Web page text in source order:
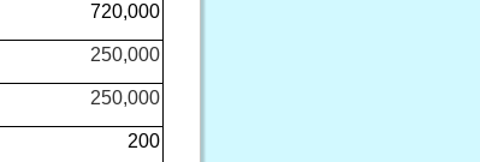
720,000
250,000
250,000
200